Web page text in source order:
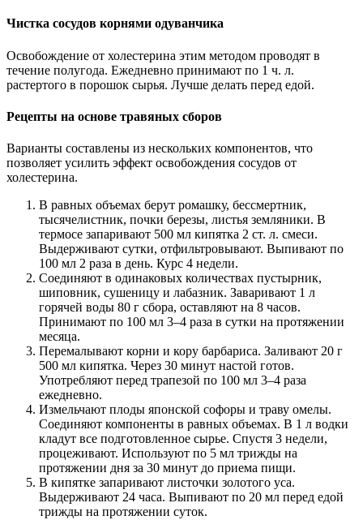
Чистка сосудов корнями одуванчика
Освобождение от холестерина этим методом проводят в
течение полугода. Ежедневно принимают по 1 ч. л.
растертого в порошок сырья. Лучше делать перед едой.
Рецепты на основе травяных сборов
Варианты составлены из нескольких компонентов, что
позволяет усилить эффект освобождения сосудов от
холестерина.
В равных объемах берут ромашку, бессмертник,
тысячелистник, почки березы, листья земляники. В
термосе запаривают 500 мл кипятка 2 ст. л. смеси.
Выдерживают сутки, отфильтровывают. Выпивают по
100 мл 2 раза в день. Курс 4 недели.
Соединяют в одинаковых количествах пустырник,
шиповник, сушеницу и лабазник. Заваривают 1 л
горячей воды 80 г сбора, оставляют на 8 часов.
Принимают по 100 мл 3–4 раза в сутки на протяжении
месяца.
Перемалывают корни и кору барбариса. Заливают 20 г
500 мл кипятка. Через 30 минут настой готов.
Употребляют перед трапезой по 100 мл 3–4 раза
ежедневно.
Измельчают плоды японской софоры и траву омелы.
Соединяют компоненты в равных объемах. В 1 л водки
кладут все подготовленное сырье. Спустя 3 недели,
процеживают. Используют по 5 мл трижды на
протяжении дня за 30 минут до приема пищи.
В кипятке запаривают листочки золотого уса.
Выдерживают 24 часа. Выпивают по 20 мл перед едой
трижды на протяжении суток.